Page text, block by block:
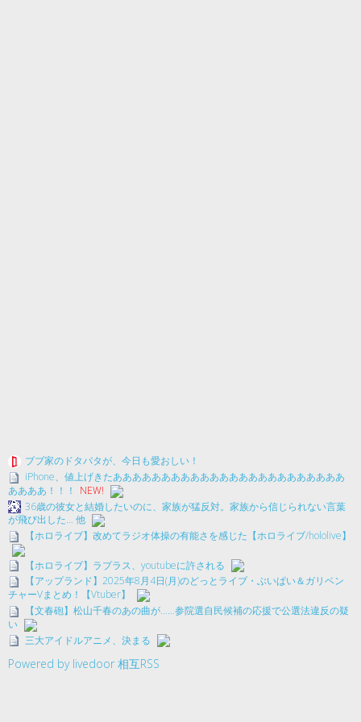
ブブ家のドタバタが、今日も愛おしい！
iPhone、値上げきたああああああああああああああああああああああああ
ああああ！！！
NEW!
36歳の彼女と結婚したいのに、家族が猛反対。家族から信じられない言葉
が飛び出した… 他
【ホロライブ】改めてラジオ体操の有能さを感じた【ホロライブ/hololive】
【ホロライブ】ラプラス、youtubeに許される
【アップランド】2025年8月4日(月)のどっとライブ・ぶいぱい＆ガリベン
チャーVまとめ！【Vtuber】
【文春砲】松山千春のあの曲が……参院選自民候補の応援で公選法違反の疑
い
三大アイドルアニメ、決まる
Powered by livedoor 相互RSS